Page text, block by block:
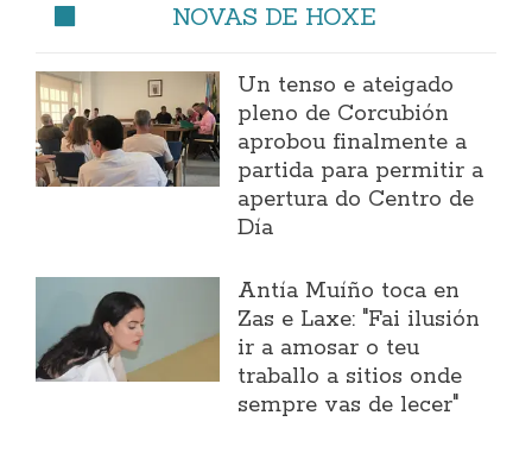
NOVAS DE HOXE
Un tenso e ateigado
pleno de Corcubión
aprobou finalmente a
partida para permitir a
apertura do Centro de
Día
Antía Muíño toca en
Zas e Laxe: "Fai ilusión
ir a amosar o teu
traballo a sitios onde
sempre vas de lecer"